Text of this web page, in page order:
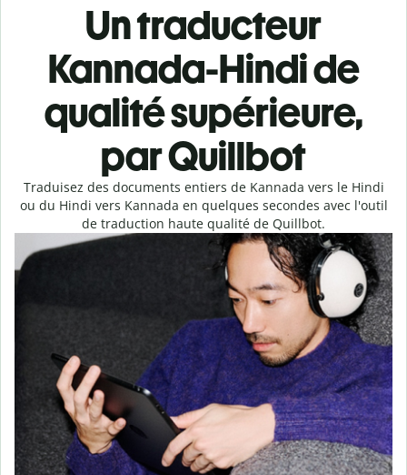
Un traducteur
Kannada-Hindi de
qualité supérieure,
par Quillbot
Traduisez des documents entiers de Kannada vers le Hindi
ou du Hindi vers Kannada en quelques secondes avec l'outil
de traduction haute qualité de Quillbot.